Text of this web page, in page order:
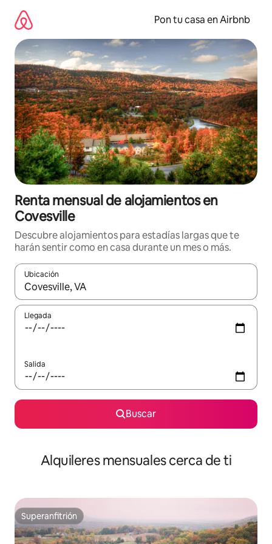
contenido
Pon tu casa en Airbnb
Renta mensual de alojamientos en
Covesville
Descubre alojamientos para estadías largas que te
harán sentir como en casa durante un mes o más.
Ubicación
Cuando los resultados estén disponibles, navega con las
Llegada
Salida
Buscar
Alquileres mensuales cerca de ti
Superanfitrión
Superanfitrión